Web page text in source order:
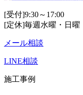
[受付]9:30～17:00
[定休]毎週水曜・日曜
メール相談
LINE相談
施工事例